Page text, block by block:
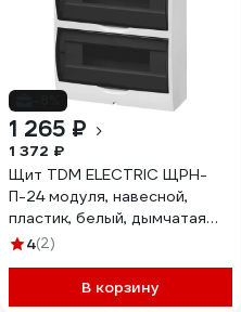
1 265 ₽
1 372 ₽
Щит TDM ELECTRIC ЩРН-
П-24 модуля, навесной,
пластик, белый, дымчатая
дверца, без шин, IP41 TDM
4(2)
В корзину